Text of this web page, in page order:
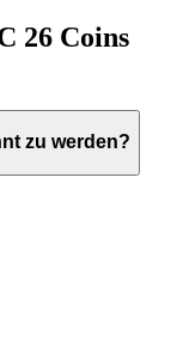
26 Coins
zu werden?